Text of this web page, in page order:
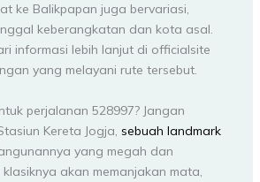
ke Balikpapan juga bervariasi,
keberangkatan dan kota asal.
informasi lebih lanjut di officialsite
yang melayani rute tersebut.
perjalanan 528997? Jangan
Kereta Jogja, sebuah landmark
yang megah dan
akan memanjakan mata,